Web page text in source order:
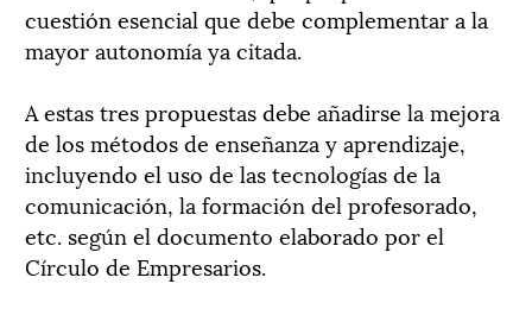
cuestión esencial que debe complementar a la
mayor autonomía ya citada.
A estas tres propuestas debe añadirse la mejora
de los métodos de enseñanza y aprendizaje,
incluyendo el uso de las tecnologías de la
comunicación, la formación del profesorado,
etc. según el documento elaborado por el
Círculo de Empresarios.